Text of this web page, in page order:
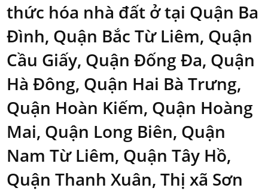
thức hóa nhà đất ở tại Quận Ba
Đình, Quận Bắc Từ Liêm, Quận
Cầu Giấy, Quận Đống Đa, Quận
Hà Đông, Quận Hai Bà Trưng,
Quận Hoàn Kiếm, Quận Hoàng
Mai, Quận Long Biên, Quận
Nam Từ Liêm, Quận Tây Hồ,
Quận Thanh Xuân, Thị xã Sơn